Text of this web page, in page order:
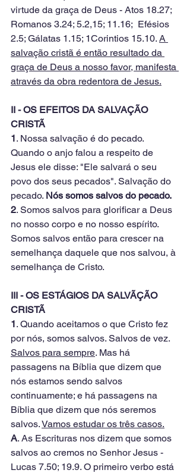
virtude da graça de Deus - Atos 18.27;
Romanos 3.24; 5.2,15; 11.16;  Efésios
2.5; Gálatas 1.15; 1Corintios 15.10. A
salvação cristã é então resultado da
graça de Deus a nosso favor, manifesta
através da obra redentora de Jesus.
II - OS EFEITOS DA SALVAÇÃO
CRISTÃ
1. Nossa salvação é do pecado.
Quando o anjo falou a respeito de
Jesus ele disse: "Ele salvará o seu
povo dos seus pecados". Salvação do
pecado. Nós somos salvos do pecado.
2. Somos salvos para glorificar a Deus
no nosso corpo e no nosso espírito.
Somos salvos então para crescer na
semelhança daquele que nos salvou, à
semelhança de Cristo.
III - OS ESTÁGIOS DA SALVÃÇÃO
CRISTÃ
1. Quando aceitamos o que Cristo fez
por nós, somos salvos. Salvos de vez.
Salvos para sempre. Mas há
passagens na Bíblia que dizem que
nós estamos sendo salvos
continuamente; e há passagens na
Bíblia que dizem que nós seremos
salvos. Vamos estudar os três casos.
A. As Escrituras nos dizem que somos
salvos ao cremos no Senhor Jesus -
Lucas 7.50; 19.9. O primeiro verbo está